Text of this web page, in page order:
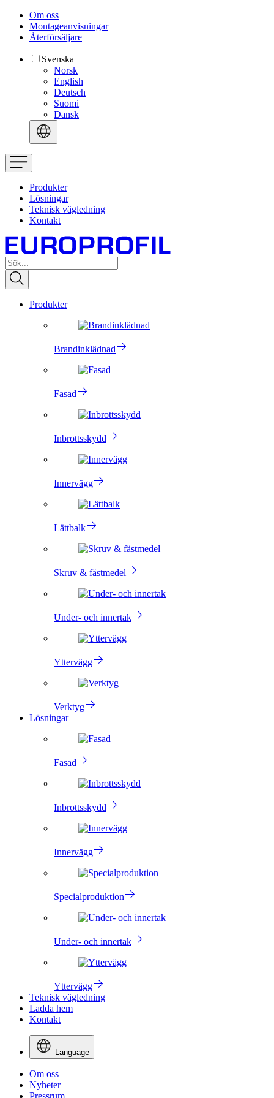
Om oss
Montageanvisningar
Återförsäljare
Svenska
Norsk
English
Deutsch
Suomi
Dansk
Produkter
Lösningar
Teknisk vägledning
Kontakt
Produkter
Brandinklädnad
Fasad
Inbrottsskydd
Innervägg
Lättbalk
Skruv & fästmedel
Under- och innertak
Yttervägg
Verktyg
Lösningar
Fasad
Inbrottsskydd
Innervägg
Specialproduktion
Under- och innertak
Yttervägg
Teknisk vägledning
Ladda hem
Kontakt
Language
Om oss
Nyheter
Pressrum